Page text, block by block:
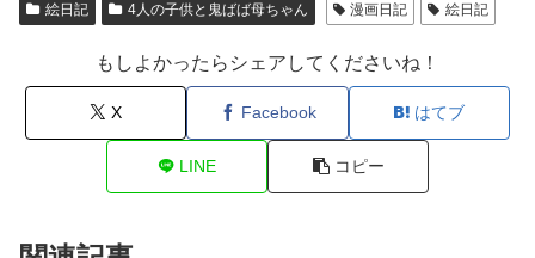
絵日記 4人の子供と鬼ばば母ちゃん 漫画日記 絵日記
もしよかったらシェアしてくださいね！
X Facebook はてブ
LINE コピー